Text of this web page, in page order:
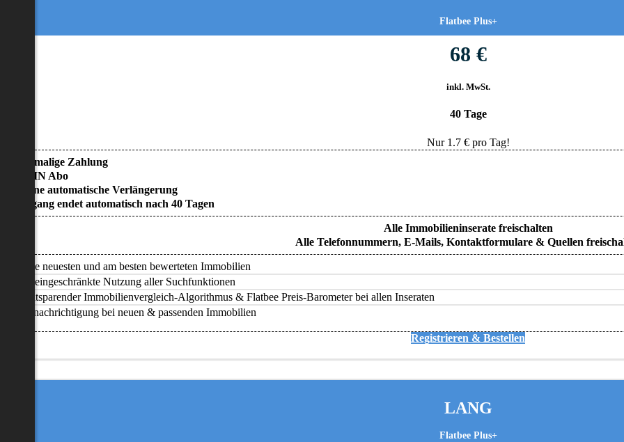
Flatbee Plus+
68 €
inkl. MwSt.
40 Tage
Nur 1.7€ pro Tag!
• Einmalige Zahlung
• KEIN Abo
• Keine automatische Verlängerung
• Zugang endet automatisch nach 40 Tagen
Alle Immobilieninserate freischalten
Alle Telefonnummern, E-Mails, Kontaktformulare & Quellen
Alle neuesten und am besten bewerteten Immobilien
Uneingeschränkte Nutzung aller Suchfunktionen
Zeitsparender Immobilienvergleich-Algorithmus & Flatbee Preis-Barometer bei allen Inseraten
Benachrichtigung bei neuen & passenden Immobilien
Registrieren & Bestellen
LANG
Flatbee Plus+